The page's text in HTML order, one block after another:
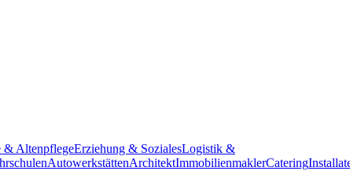
& AltenpflegeErziehung & SozialesLogistik &
AutowerkstättenArchitektImmobilienmaklerCatering